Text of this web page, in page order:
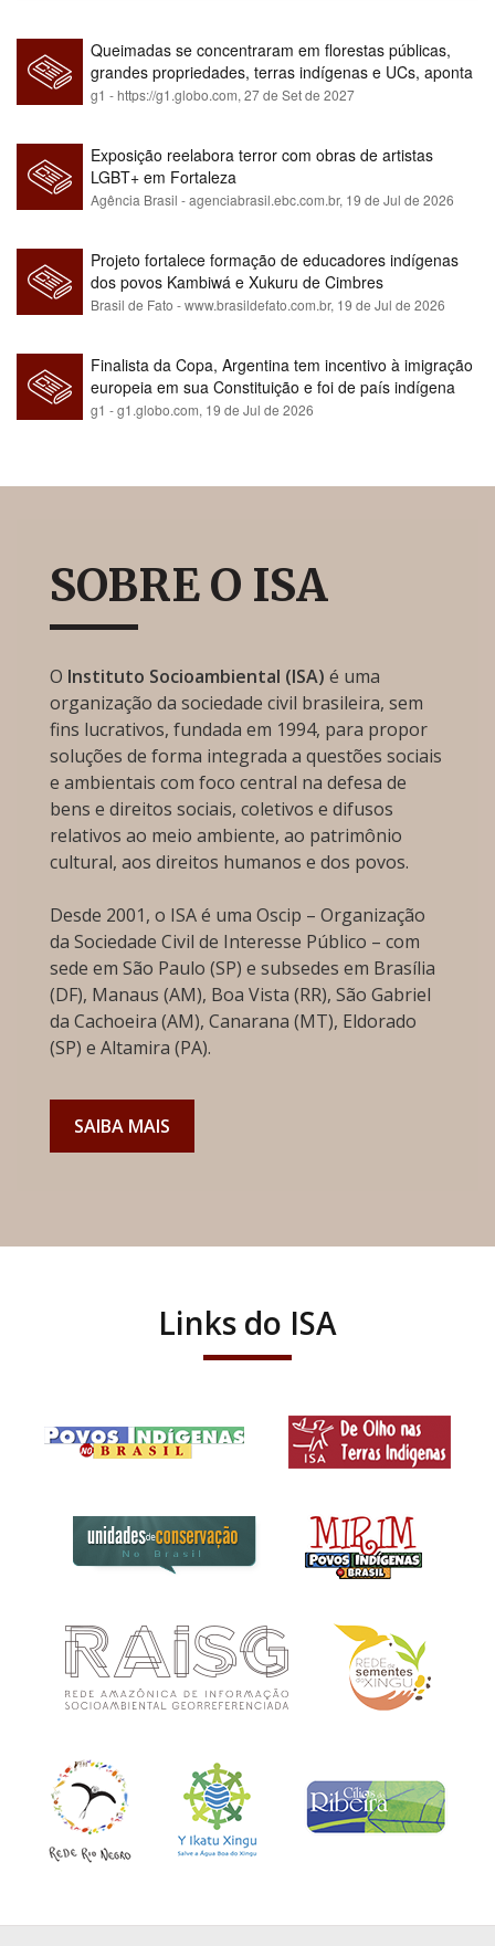
Queimadas se concentraram em florestas públicas,
grandes propriedades, terras indígenas e UCs, aponta
relatório
g1 - https://g1.globo.com,27 de Set de 2027
Exposição reelabora terror com obras de artistas
LGBT+ em Fortaleza
Agência Brasil - agenciabrasil.ebc.com.br, 19 de Jul de 2026
Projeto fortalece formação de educadores indígenas
dos povos Kambiwá e Xukuru de Cimbres
Brasil de Fato - www.brasildefato.com.br, 19 de Jul de 2026
Finalista da Copa, Argentina tem incentivo à imigração
europeia em sua Constituição e foi de país indígena
para maioria branca
g1 - g1.globo.com, 19 de Jul de 2026
SOBRE O ISA
O Instituto Socioambiental (ISA) é uma
organização da sociedade civil brasileira, sem
fins lucrativos, fundada em 1994, para propor
soluções de forma integrada a questões sociais
e ambientais com foco central na defesa de
bens e direitos sociais, coletivos e difusos
relativos ao meio ambiente, ao patrimônio
cultural, aos direitos humanos e dos povos.
Desde 2001, o ISA é uma Oscip – Organização
da Sociedade Civil de Interesse Público – com
sede em São Paulo (SP) e subsedes em Brasília
(DF), Manaus (AM), Boa Vista (RR), São Gabriel
da Cachoeira (AM), Canarana (MT), Eldorado
(SP) e Altamira (PA).
SAIBA MAIS
Links do ISA